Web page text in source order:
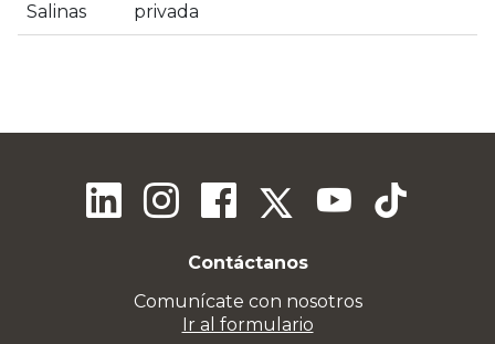
Salinas
privada
Contáctanos
Comunícate con nosotros
Ir al formulario